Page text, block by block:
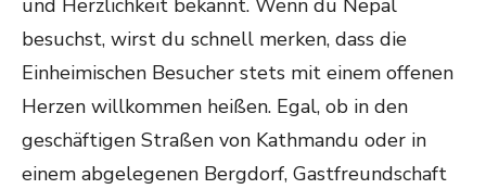
besuchst, wirst du schnell merken, dass die
Einheimischen Besucher stets mit einem offenen
Herzen willkommen heißen. Egal, ob in den
geschäftigen Straßen von Kathmandu oder in
einem abgelegenen Bergdorf, Gastfreundschaft